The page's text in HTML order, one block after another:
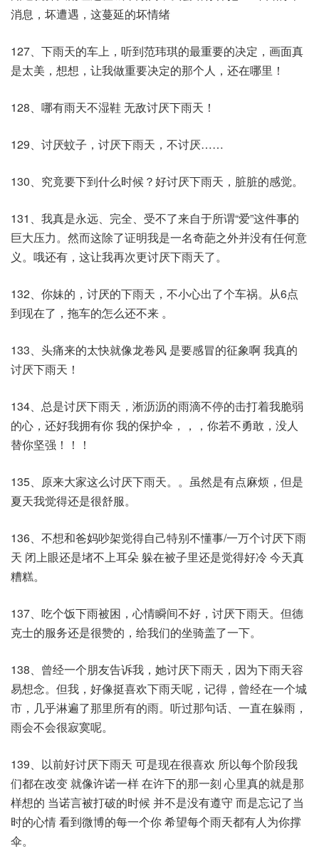
消息，坏遭遇，这蔓延的坏情绪
127、下雨天的车上，听到范玮琪的最重要的决定，画面真
是太美，想想，让我做重要决定的那个人，还在哪里！
128、哪有雨天不湿鞋 无敌讨厌下雨天！
129、讨厌蚊子，讨厌下雨天，不讨厌……
130、究竟要下到什么时候？好讨厌下雨天，脏脏的感觉。
131、我真是永远、完全、受不了来自于所谓“爱”这件事的
巨大压力。然而这除了证明我是一名奇葩之外并没有任何意
义。哦还有，这让我再次更讨厌下雨天了。
132、你妹的，讨厌的下雨天，不小心出了个车祸。从6点
到现在了，拖车的怎么还不来 。
133、头痛来的太快就像龙卷风 是要感冒的征象啊 我真的
讨厌下雨天！
134、总是讨厌下雨天，淅沥沥的雨滴不停的击打着我脆弱
的心，还好我拥有你 我的保护伞，，，你若不勇敢，没人
替你坚强！！！
135、原来大家这么讨厌下雨天。。虽然是有点麻烦，但是
夏天我觉得还是很舒服。
136、不想和爸妈吵架觉得自己特别不懂事/一万个讨厌下雨
天 闭上眼还是堵不上耳朵 躲在被子里还是觉得好冷 今天真
糟糕。
137、吃个饭下雨被困，心情瞬间不好，讨厌下雨天。但德
克士的服务还是很赞的，给我们的坐骑盖了一下。
138、曾经一个朋友告诉我，她讨厌下雨天，因为下雨天容
易想念。但我，好像挺喜欢下雨天呢，记得，曾经在一个城
市，几乎淋遍了那里所有的雨。听过那句话、一直在躲雨，
雨会不会很寂寞呢。
139、以前好讨厌下雨天 可是现在很喜欢 所以每个阶段我
们都在改变 就像许诺一样 在许下的那一刻 心里真的就是那
样想的 当诺言被打破的时候 并不是没有遵守 而是忘记了当
时的心情 看到微博的每一个你 希望每个雨天都有人为你撑
伞。